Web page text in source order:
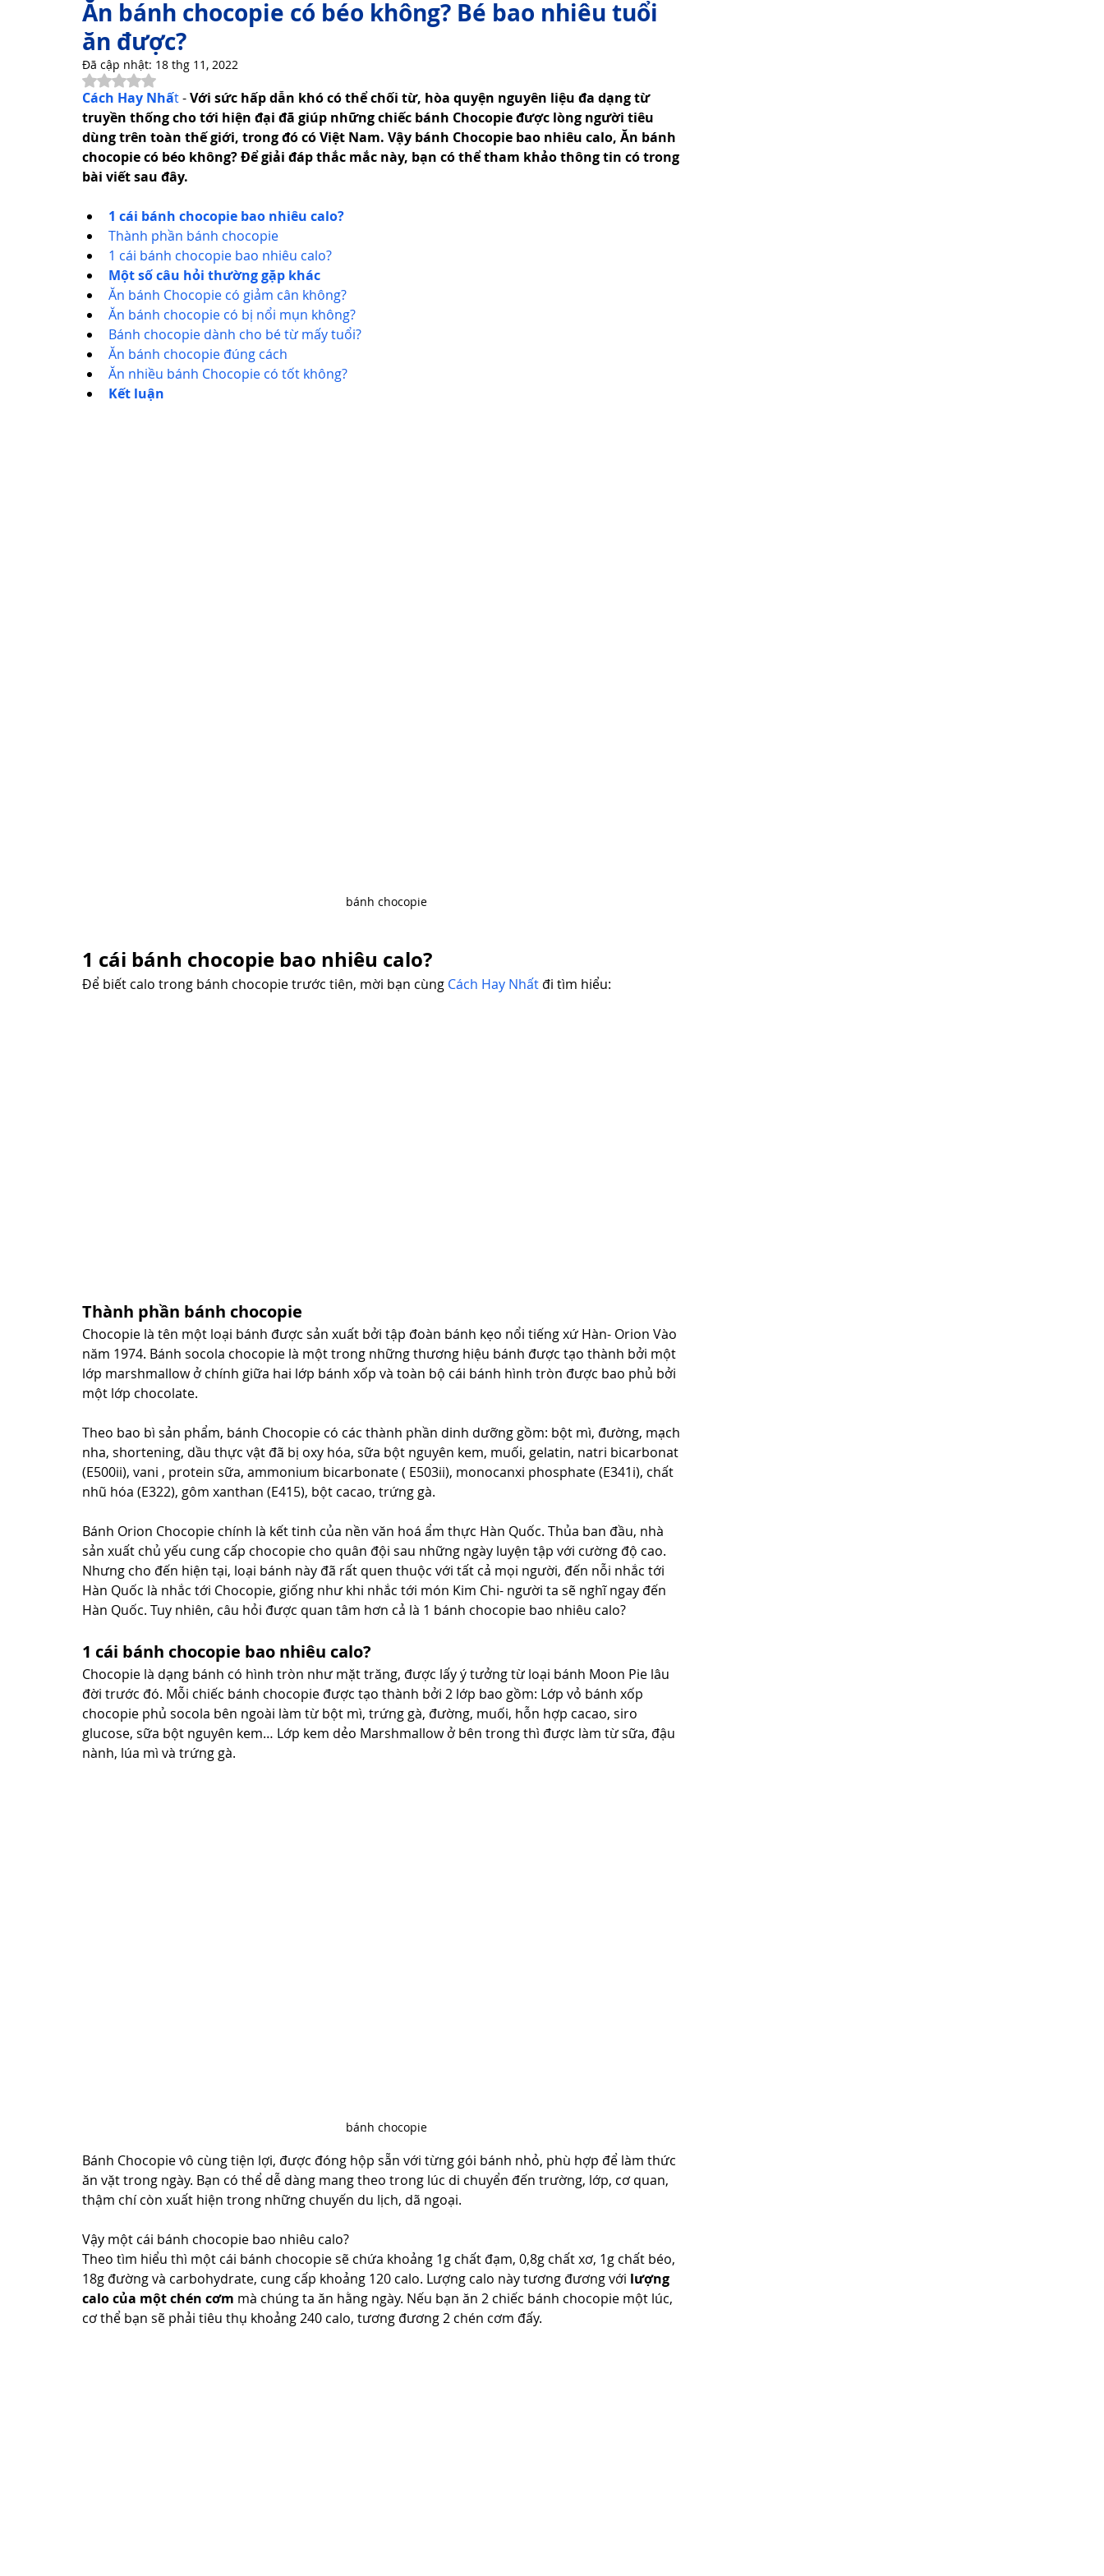
Thơ Hay Thơ Vui Lời Hay Ý Đẹp
Sức Khỏe Cách Làm Hay Khám Phá Cuộc Sống Công nghệ Thiết Bị Số
Sản Phẩm Công Nghệ Hướng dẫn
Ăn bánh chocopie có béo không? Bé bao nhiêu tuổi
ăn được?
Đã cập nhật: 18 thg 11, 2022
Đã xếp hạng NaN/5 sao.
Cách Hay Nhất - Với sức hấp dẫn khó có thể chối từ, hòa quyện nguyên liệu đa dạng từ
truyền thống cho tới hiện đại đã giúp những chiếc bánh Chocopie được lòng người tiêu
dùng trên toàn thế giới, trong đó có Việt Nam. Vậy bánh Chocopie bao nhiêu calo, Ăn bánh
chocopie có béo không? Để giải đáp thắc mắc này, bạn có thể tham khảo thông tin có trong
bài viết sau đây.
1 cái bánh chocopie bao nhiêu calo?
Thành phần bánh chocopie
1 cái bánh chocopie bao nhiêu calo?
Một số câu hỏi thường gặp khác
Ăn bánh Chocopie có giảm cân không?
Ăn bánh chocopie có bị nổi mụn không?
Bánh chocopie dành cho bé từ mấy tuổi?
Ăn bánh chocopie đúng cách
Ăn nhiều bánh Chocopie có tốt không?
Kết luận
bánh chocopie
1 cái bánh chocopie bao nhiêu calo?
Để biết calo trong bánh chocopie trước tiên, mời bạn cùng Cách Hay Nhất đi tìm hiểu:
Thành phần bánh chocopie
Chocopie là tên một loại bánh được sản xuất bởi tập đoàn bánh kẹo nổi tiếng xứ Hàn- Orion Vào
năm 1974. Bánh socola chocopie là một trong những thương hiệu bánh được tạo thành bởi một
lớp marshmallow ở chính giữa hai lớp bánh xốp và toàn bộ cái bánh hình tròn được bao phủ bởi
một lớp chocolate.
Theo bao bì sản phẩm, bánh Chocopie có các thành phần dinh dưỡng gồm: bột mì, đường, mạch
nha, shortening, dầu thực vật đã bị oxy hóa, sữa bột nguyên kem, muối, gelatin, natri bicarbonat
(E500ii), vani , protein sữa, ammonium bicarbonate ( E503ii), monocanxi phosphate (E341i), chất
nhũ hóa (E322), gôm xanthan (E415), bột cacao, trứng gà.
Bánh Orion Chocopie chính là kết tinh của nền văn hoá ẩm thực Hàn Quốc. Thủa ban đầu, nhà
sản xuất chủ yếu cung cấp chocopie cho quân đội sau những ngày luyện tập với cường độ cao.
Nhưng cho đến hiện tại, loại bánh này đã rất quen thuộc với tất cả mọi người, đến nỗi nhắc tới
Hàn Quốc là nhắc tới Chocopie, giống như khi nhắc tới món Kim Chi- người ta sẽ nghĩ ngay đến
Hàn Quốc. Tuy nhiên, câu hỏi được quan tâm hơn cả là 1 bánh chocopie bao nhiêu calo?
1 cái bánh chocopie bao nhiêu calo?
Chocopie là dạng bánh có hình tròn như mặt trăng, được lấy ý tưởng từ loại bánh Moon Pie lâu
đời trước đó. Mỗi chiếc bánh chocopie được tạo thành bởi 2 lớp bao gồm: Lớp vỏ bánh xốp
chocopie phủ socola bên ngoài làm từ bột mì, trứng gà, đường, muối, hỗn hợp cacao, siro
glucose, sữa bột nguyên kem… Lớp kem dẻo Marshmallow ở bên trong thì được làm từ sữa, đậu
nành, lúa mì và trứng gà.
bánh chocopie
Bánh Chocopie vô cùng tiện lợi, được đóng hộp sẵn với từng gói bánh nhỏ, phù hợp để làm thức
ăn vặt trong ngày. Bạn có thể dễ dàng mang theo trong lúc di chuyển đến trường, lớp, cơ quan,
thậm chí còn xuất hiện trong những chuyến du lịch, dã ngoại.
Vậy một cái bánh chocopie bao nhiêu calo?
Theo tìm hiểu thì một cái bánh chocopie sẽ chứa khoảng 1g chất đạm, 0,8g chất xơ, 1g chất béo,
18g đường và carbohydrate, cung cấp khoảng 120 calo. Lượng calo này tương đương với lượng
calo của một chén cơm mà chúng ta ăn hằng ngày. Nếu bạn ăn 2 chiếc bánh chocopie một lúc,
cơ thể bạn sẽ phải tiêu thụ khoảng 240 calo, tương đương 2 chén cơm đấy.